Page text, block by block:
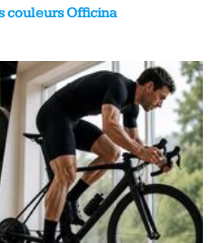
couleurs Officina